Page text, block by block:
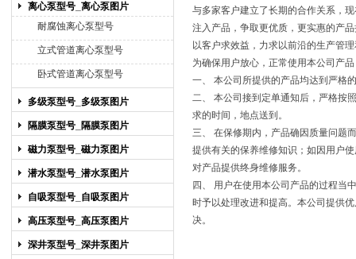
上海博禹泵业有限公司
离心泵型号_离心泵图片
耐腐蚀离心泵型号
立式管道离心泵型号
卧式管道离心泵型号
多级泵型号_多级泵图片
隔膜泵型号_隔膜泵图片
磁力泵型号_磁力泵图片
潜水泵型号_潜水泵图片
自吸泵型号_自吸泵图片
高压泵型号_高压泵图片
深井泵型号_深井泵图片
与多家客户建立了长期的合作关系，
注入产品，争取更优质，更实惠的产
以客户求效益，力求以前沿的生产管
为确保用户放心，正常使用本公司产
一、 本公司所提供的产品均达到严格
二、 本公司接到定单通知后，严格按
求的时间，地点送到。
三、 在保修期内，产品确因质量问题
提供有关的保养维修知识；如因用户
对产品提供终身维修服务。
四、 用户在使用本公司产品的过程当
时予以处理改进和提高。本公司提供
决。